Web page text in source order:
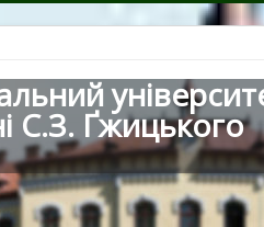
С.З. Ґжицького